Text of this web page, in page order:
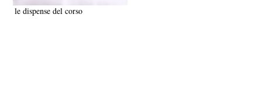
le dispense del corso